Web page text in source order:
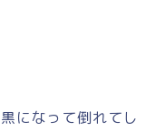
になって倒れてし